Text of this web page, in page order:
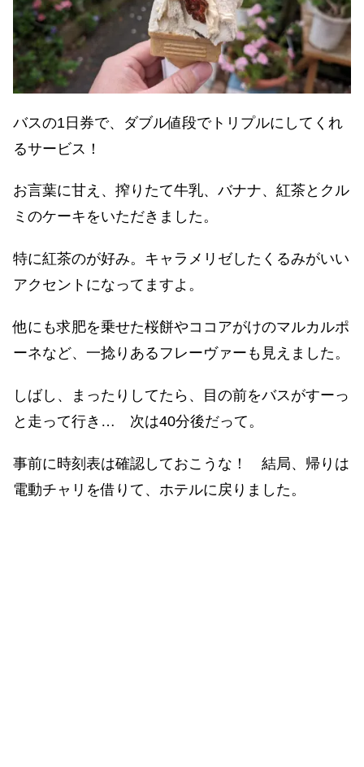
バスの1日券で、ダブル値段でトリプルにしてくれ
るサービス！
お言葉に甘え、搾りたて牛乳、バナナ、紅茶とクル
ミのケーキをいただきました。
特に紅茶のが好み。キャラメリゼしたくるみがいい
アクセントになってますよ。
他にも求肥を乗せた桜餅やココアがけのマルカルポ
ーネなど、一捻りあるフレーヴァーも見えました。
しばし、まったりしてたら、目の前をバスがすーっ
と走って行き… 次は40分後だって。
事前に時刻表は確認しておこうな！ 結局、帰りは
電動チャリを借りて、ホテルに戻りました。